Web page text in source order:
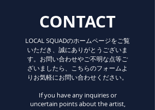
CONTACT
LOCAL SQUADのホームページをご覧
いただき、誠にありがとうございま
す。お問い合わせやご不明な点等ご
ざいましたら、こちらのフォームよ
りお気軽にお問い合わせください。
If you have any inquiries or
uncertain points about the artist,